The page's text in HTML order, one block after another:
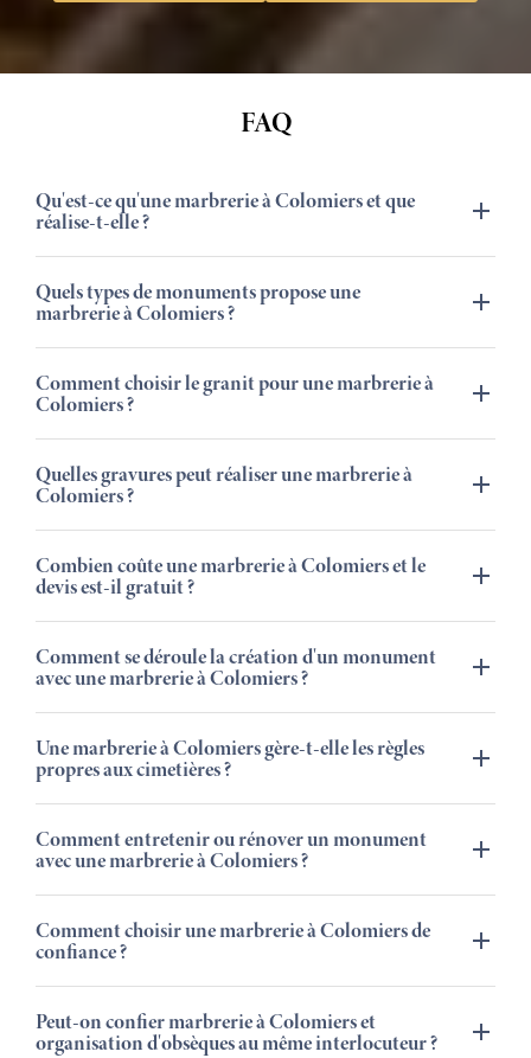
FAQ
Qu'est-ce qu'une marbrerie à Colomiers et que
réalise-t-elle ?
Quels types de monuments propose une
marbrerie à Colomiers ?
Comment choisir le granit pour une marbrerie à
Colomiers ?
Quelles gravures peut réaliser une marbrerie à
Colomiers ?
Combien coûte une marbrerie à Colomiers et le
devis est-il gratuit ?
Comment se déroule la création d'un monument
avec une marbrerie à Colomiers ?
Une marbrerie à Colomiers gère-t-elle les règles
propres aux cimetières ?
Comment entretenir ou rénover un monument
avec une marbrerie à Colomiers ?
Comment choisir une marbrerie à Colomiers de
confiance ?
Peut-on confier marbrerie à Colomiers et
organisation d'obsèques au même interlocuteur ?